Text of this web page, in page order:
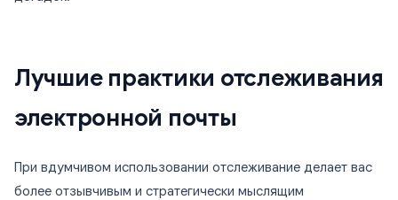
Лучшие практики отслеживания
электронной почты
При вдумчивом использовании отслеживание делает вас
более отзывчивым и стратегически мыслящим